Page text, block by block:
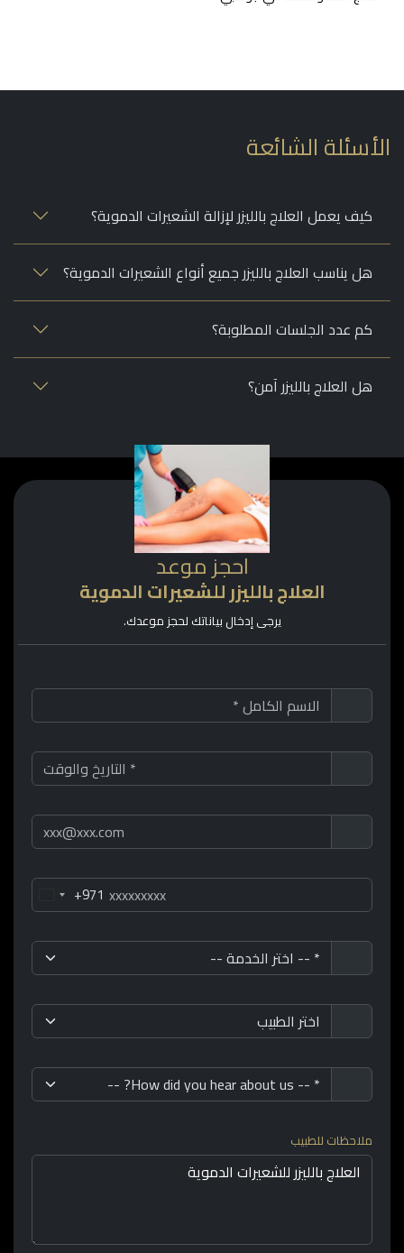
الشائعة
كيف يعمل العلاج بالليزر لإزالة الشعيرات الدموية؟
هل يناسب العلاج بالليزر جميع أنواع الشعيرات الدموية؟
كم عدد الجلسات المطلوبة؟
هل العلاج بالليزر آمن؟
احجز موعد
العلاج بالليزر للشعيرات الدموية
يرجى إدخال بياناتك لحجز موعدك.
+971
ملاحظات للطبيب